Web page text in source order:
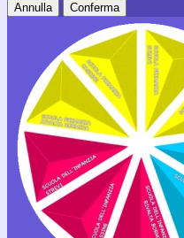
Annulla Conferma